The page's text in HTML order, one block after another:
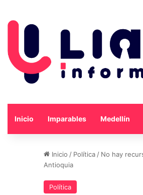
Inicio Imparables Medellín
Inicio / Política / No hay
Antioquia
Política